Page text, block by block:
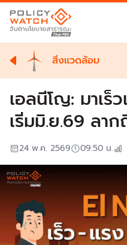
สิ่งแวดล้อม
เอลนีโญ: มาเร็
เริ่มมิ.ย.69 ลา
24 พ.ค. 2569 09:50 น.